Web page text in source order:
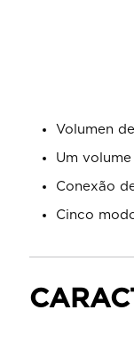
Volumen
Um
Conexão
Cinco